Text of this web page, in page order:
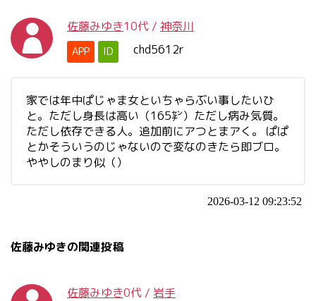
佐藤みゆき10代 / 神奈川
APP ID chd5612r
家では年中ぱじゃま女といちゃらぶい事したいひ
と。ただし身長は高い（165㌢）ただし病み気質。
ただし依存できる人。追加前にアつとまアく。 ぱぱ
とかそういうのじゃないので変なのきたら即ブロ。
ややしのまり似（）
2026-03-12 09:23:52
佐藤みゆきの関連投稿
佐藤みゆき0代 / 岩手